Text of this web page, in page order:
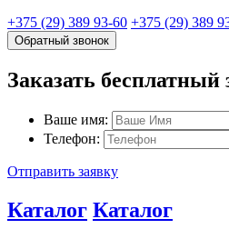
+375 (29) 389 93-60 +375 (29) 389
Обратный звонок
Заказать бесплатный
Ваше имя:
Телефон:
Отправить заявку
Каталог Каталог